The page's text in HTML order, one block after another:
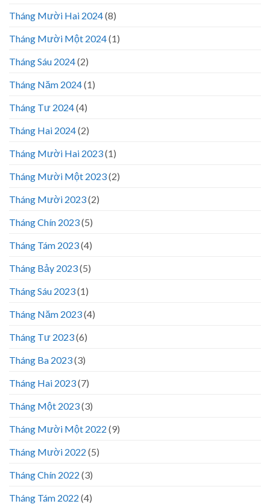
Tháng Mười Hai 2024(8)
Tháng Mười Một 2024(1)
Tháng Sáu 2024(2)
Tháng Năm 2024(1)
Tháng Tư 2024(4)
Tháng Hai 2024(2)
Tháng Mười Hai 2023(1)
Tháng Mười Một 2023(2)
Tháng Mười 2023(2)
Tháng Chín 2023(5)
Tháng Tám 2023(4)
Tháng Bảy 2023(5)
Tháng Sáu 2023(1)
Tháng Năm 2023(4)
Tháng Tư 2023(6)
Tháng Ba 2023(3)
Tháng Hai 2023(7)
Tháng Một 2023(3)
Tháng Mười Một 2022 (9)
Tháng Mười 2022 (5)
Tháng Chín 2022 (3)
Tháng Tám 2022 (4)